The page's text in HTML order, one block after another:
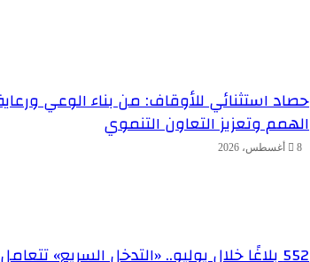
حصاد استثنائي للأوقاف: من بناء الوعي
الهمم وتعزيز التعاون التنموي
8 أغسطس، 2026